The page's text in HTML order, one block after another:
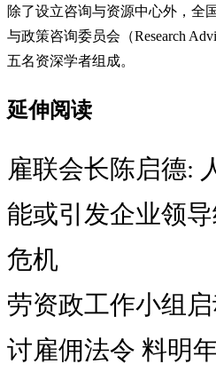
除了设立咨询与资源中心外，全
与政策咨询委员会（Research
五名资深学者组成。
延伸阅读
雇联会长陈启德:
能或引发企业领
危机
劳资政工作小组
讨雇佣法令 料明